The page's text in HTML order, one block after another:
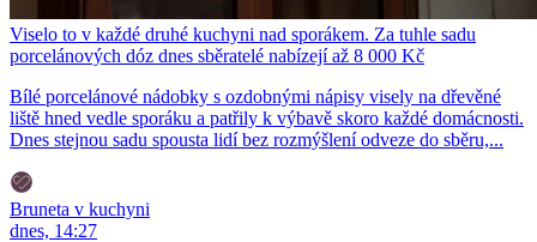
Viselo to v každé druhé kuchyni nad sporákem. Za tuhle sadu
porcelánových dóz dnes sběratelé nabízejí až 8 000 Kč
Bílé porcelánové nádobky s ozdobnými nápisy visely na dřevěné
liště hned vedle sporáku a patřily k výbavě skoro každé domácnosti.
Dnes stejnou sadu spousta lidí bez rozmýšlení odveze do sběru,...
Bruneta v kuchyni
dnes, 14:27